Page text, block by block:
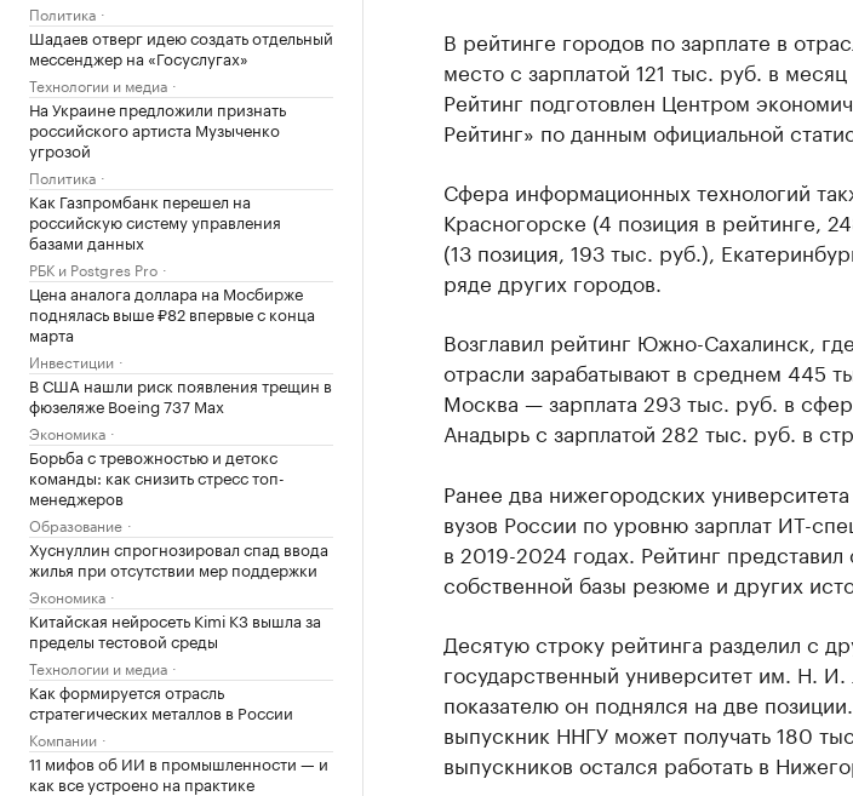
Политика
Шадаев отверг идею создать отдельный
мессенджер на «Госуслугах»
Технологии и медиа
На Украине предложили признать
российского артиста Музыченко
угрозой
Политика
Как Газпромбанк перешел на
российскую систему управления
базами данных
РБК и Postgres Pro
Цена аналога доллара на Мосбирже
поднялась выше ₽82 впервые с конца
марта
Инвестиции
В США нашли риск появления трещин в
фюзеляже Boeing 737 Max
Экономика
Борьба с тревожностью и детокс
команды: как снизить стресс топ-
менеджеров
Образование
Хуснуллин спрогнозировал спад ввода
жилья при отсутствии мер поддержки
Экономика
Китайская нейросеть Kimi K3 вышла за
пределы тестовой среды
Технологии и медиа
Как формируется отрасль
стратегических металлов в России
Компании
11 мифов об ИИ в промышленности — и
как все устроено на практике
В рейтинге городов по зарплате в
место с зарплатой 121 тыс. руб. в месяц
Рейтинг подготовлен Центром
Рейтинг» по данным официальной
Сфера информационных технологий
Красногорске (4 позиция в рейтинге,
(13 позиция, 193 тыс. руб.),
ряде других городов.
Возглавил рейтинг Южно-Сахалинск,
отрасли зарабатывают в среднем 445
Москва — зарплата 293 тыс. руб. в
Анадырь с зарплатой 282 тыс. руб. в
Ранее два нижегородских
вузов России по уровню зарплат ИТ-
в 2019-2024 годах. Рейтинг
собственной базы резюме и других
Десятую строку рейтинга разделил с
государственный университет им. Н.
показателю он поднялся на две
выпускник ННГУ может получать 180
выпускников остался работать в